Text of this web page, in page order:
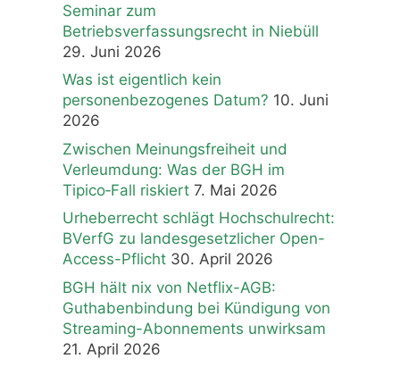
Seminar zum
Betriebsverfassungsrecht in Niebüll
29. Juni 2026
Was ist eigentlich kein
personenbezogenes Datum? 10. Juni
2026
Zwischen Meinungsfreiheit und
Verleumdung: Was der BGH im
Tipico‑Fall riskiert 7. Mai 2026
Urheberrecht schlägt Hochschulrecht:
BVerfG zu landesgesetzlicher Open-
Access-Pflicht 30. April 2026
BGH hält nix von Netflix-AGB:
Guthabenbindung bei Kündigung von
Streaming-Abonnements unwirksam
21. April 2026